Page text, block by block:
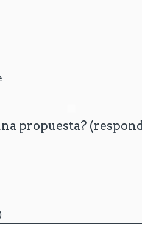
propuesta?